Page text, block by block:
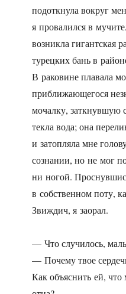
подоткнула вокруг
я провалился в
возникла гигантская
турецких бань в
В раковине плавала
приближающегося
мочалку, заткнувшую
текла вода; она
и затопляла мне
сознании, но не мог
ни ногой.
в собственном поту,
Звиждич, я заорал.
— Что случилось,
— Почему твое
Как объяснить ей, что